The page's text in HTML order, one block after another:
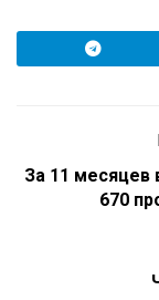
За 11 месяцев
670